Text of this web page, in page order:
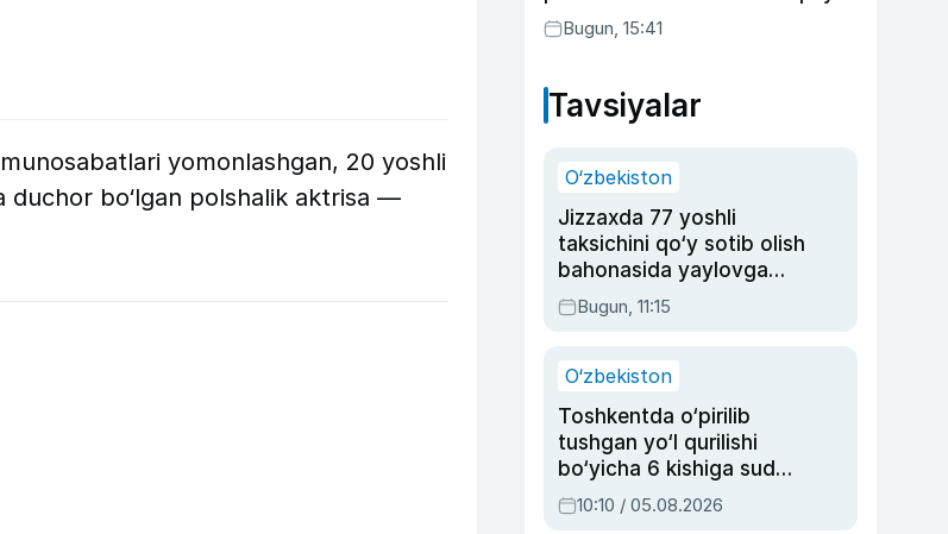
yomonlashgan, 20 yoshli
duchor bo‘lgan polshalik aktrisa —
Bugun, 15:41
Tavsiyalar
O‘zbekiston
Jizzaxda 77 yoshli
taksichini qo‘y sotib olish
bahonasida yaylovga
olib borib o‘ldirgan yigit
20 yilga qamaldi
Bugun, 11:15
O‘zbekiston
Toshkentda o‘pirilib
tushgan yo‘l qurilishi
bo‘yicha 6 kishiga sud
hukmi o‘qildi
10:10 / 05.08.2026